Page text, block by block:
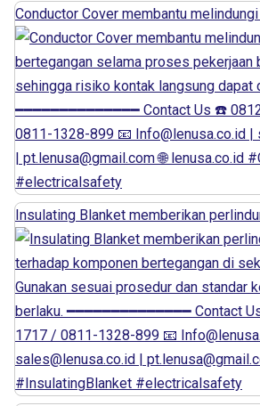
Conductor Cover membantu
Insulating Blanket memberikan